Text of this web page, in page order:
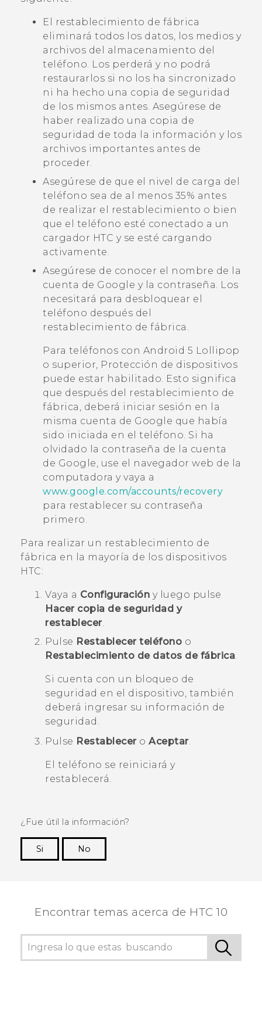
El restablecimiento de fábrica
eliminará todos los datos, los medios y
archivos del almacenamiento del
teléfono. Los perderá y no podrá
restaurarlos si no los ha sincronizado
ni ha hecho una copia de seguridad
de los mismos antes. Asegúrese de
haber realizado una copia de
seguridad de toda la información y los
archivos importantes antes de
proceder.
Asegúrese de que el nivel de carga del
teléfono sea de al menos 35% antes
de realizar el restablecimiento o bien
que el teléfono esté conectado a un
cargador HTC y se esté cargando
activamente.
Asegúrese de conocer el nombre de la
cuenta de Google y la contraseña. Los
necesitará para desbloquear el
teléfono después del
restablecimiento de fábrica.
Para teléfonos con Android 5 Lollipop
o superior, Protección de dispositivos
puede estar habilitado. Esto significa
que después del restablecimiento de
fábrica, deberá iniciar sesión en la
misma cuenta de Google que había
sido iniciada en el teléfono. Si ha
olvidado la contraseña de la cuenta
de Google, use el navegador web de la
computadora y vaya a
www.google.com/accounts/recovery
para restablecer su contraseña
primero.
Para realizar un restablecimiento de
fábrica en la mayoría de los dispositivos
HTC:
Vaya a Configuración y luego pulse
Hacer copia de seguridad y
restablecer.
Pulse Restablecer teléfono o
Restablecimiento de datos de fábrica.
Si cuenta con un bloqueo de
seguridad en el dispositivo, también
deberá ingresar su información de
seguridad.
Pulse Restablecero Aceptar.
El teléfono se reiniciará y
restablecerá.
¿Fue útil la información?
Si
No
Encontrar temas acerca de HTC 10